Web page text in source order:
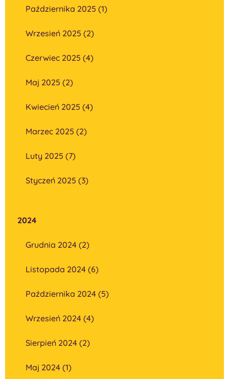
Października 2025 (1)
Wrzesień 2025 (2)
Czerwiec 2025 (4)
Maj 2025 (2)
Kwiecień 2025 (4)
Marzec 2025 (2)
Luty 2025 (7)
Styczeń 2025 (3)
2024
Grudnia 2024 (2)
Listopada 2024 (6)
Października 2024 (5)
Wrzesień 2024 (4)
Sierpień 2024 (2)
Maj 2024 (1)